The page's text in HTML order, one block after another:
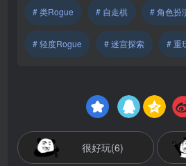
# 类Rogue # 自走棋 # 角色扮
# 轻度Rogue # 迷宫探索 # 重
很好玩(6)